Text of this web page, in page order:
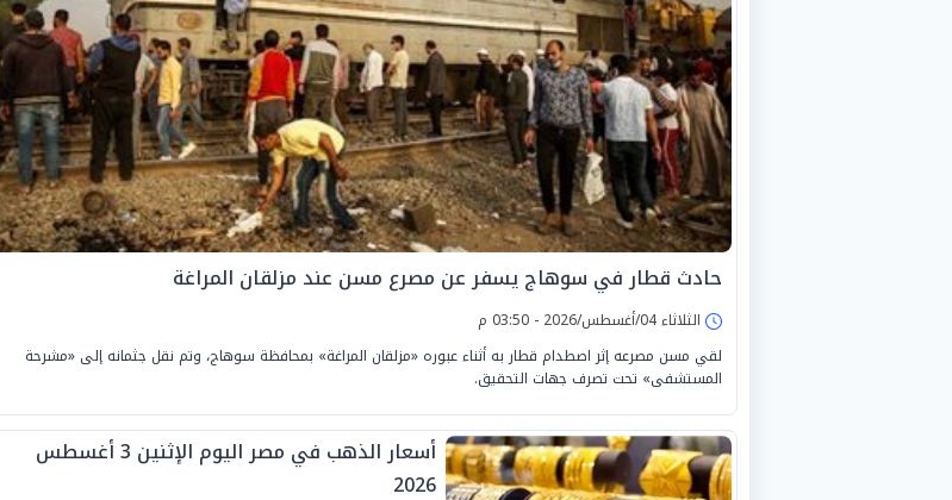
حادث قطار في سوهاج يسفر عن مصرع مسن عند مزلقان المراغة
الثلاثاء 04/أغسطس/2026 - 03:50 م
لقي مسن مصرعه إثر اصطدام قطار به أثناء عبوره «مزلقان المراغة» بمحافظة سوهاج، وتم نقل جثمانه إلى «مشرحة
المستشفى» تحت تصرف جهات التحقيق.
أسعار الذهب في مصر اليوم الإثنين 3 أغسطس
2026